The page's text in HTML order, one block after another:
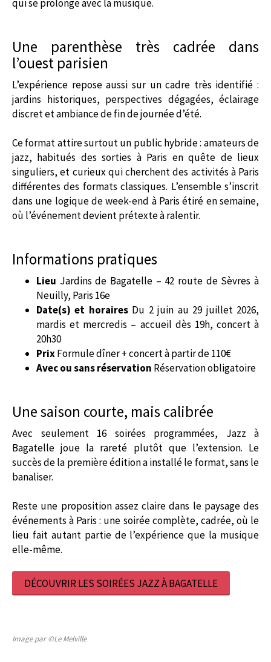
qui se prolonge avec la musique.
Une parenthèse très cadrée dans
l’ouest parisien
L’expérience repose aussi sur un cadre très identifié :
jardins historiques, perspectives dégagées, éclairage
discret et ambiance de fin de journée d’été.
Ce format attire surtout un public hybride : amateurs de
jazz, habitués des sorties à Paris en quête de lieux
singuliers, et curieux qui cherchent des activités à Paris
différentes des formats classiques. L’ensemble s’inscrit
dans une logique de week-end à Paris étiré en semaine,
où l’événement devient prétexte à ralentir.
Informations pratiques
Lieu Jardins de Bagatelle – 42 route de Sèvres à
Neuilly, Paris 16e
Date(s) et horairesDu 2 juin au 29 juillet 2026,
mardis et mercredis – accueil dès 19h, concert à
20h30
PrixFormule dîner + concert à partir de 110€
Avec ou sans réservation Réservation obligatoire
Une saison courte, mais calibrée
Avec seulement 16 soirées programmées, Jazz à
Bagatelle joue la rareté plutôt que l’extension. Le
succès de la première édition a installé le format, sans le
banaliser.
Reste une proposition assez claire dans le paysage des
événements à Paris : une soirée complète, cadrée, où le
lieu fait autant partie de l’expérience que la musique
elle-même.
DÉCOUVRIR LES SOIRÉES JAZZ À BAGATELLE
Image par ©Le Melville